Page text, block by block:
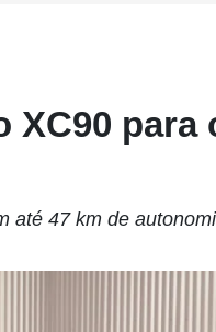
para
até 47 km de